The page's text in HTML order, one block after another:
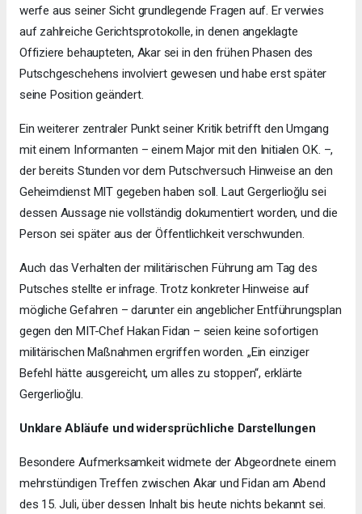
werfe aus seiner Sicht grundlegende Fragen auf. Er verwies
auf zahlreiche Gerichtsprotokolle, in denen angeklagte
Offiziere behaupteten, Akar sei in den frühen Phasen des
Putschgeschehens involviert gewesen und habe erst später
seine Position geändert.
Ein weiterer zentraler Punkt seiner Kritik betrifft den Umgang
mit einem Informanten – einem Major mit den Initialen O.K. –,
der bereits Stunden vor dem Putschversuch Hinweise an den
Geheimdienst MIT gegeben haben soll. Laut Gergerlioğlu sei
dessen Aussage nie vollständig dokumentiert worden, und die
Person sei später aus der Öffentlichkeit verschwunden.
Auch das Verhalten der militärischen Führung am Tag des
Putsches stellte er infrage. Trotz konkreter Hinweise auf
mögliche Gefahren – darunter ein angeblicher Entführungsplan
gegen den MIT-Chef Hakan Fidan – seien keine sofortigen
militärischen Maßnahmen ergriffen worden. „Ein einziger
Befehl hätte ausgereicht, um alles zu stoppen“, erklärte
Gergerlioğlu.
Unklare Abläufe und widersprüchliche Darstellungen
Besondere Aufmerksamkeit widmete der Abgeordnete einem
mehrstündigen Treffen zwischen Akar und Fidan am Abend
des 15. Juli, über dessen Inhalt bis heute nichts bekannt sei.